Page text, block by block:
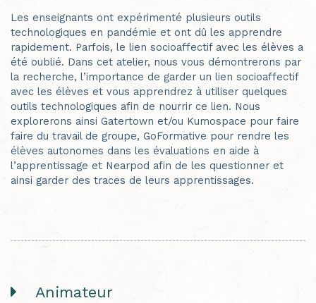
Les enseignants ont expérimenté plusieurs outils
technologiques en pandémie et ont dû les apprendre
rapidement. Parfois, le lien socioaffectif avec les élèves a
été oublié. Dans cet atelier, nous vous démontrerons par
la recherche, l’importance de garder un lien socioaffectif
avec les élèves et vous apprendrez à utiliser quelques
outils technologiques afin de nourrir ce lien. Nous
explorerons ainsi Gatertown et/ou Kumospace pour faire
faire du travail de groupe, GoFormative pour rendre les
élèves autonomes dans les évaluations en aide à
l’apprentissage et Nearpod afin de les questionner et
ainsi garder des traces de leurs apprentissages.
Animateur